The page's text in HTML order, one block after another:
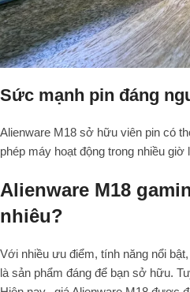
Sức mạnh pin đáng
Alienware M18 sở hữu viên pin có
phép máy hoạt động trong nhiều giờ
Alienware M18
nhiêu?
Với nhiều ưu điểm, tính năng nổi
là sản phẩm đáng để bạn sở hữu.